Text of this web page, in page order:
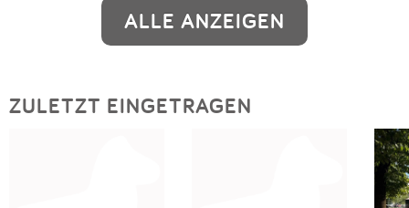
ALLE ANZEIGEN
ZULETZT EINGETRAGEN